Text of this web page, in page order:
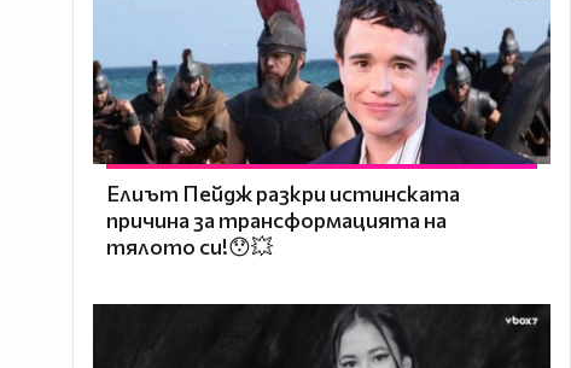
Елиът Пейдж разкри истинската
причина за трансформацията на
тялото си!😯💥